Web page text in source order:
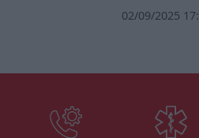
02/09/2025